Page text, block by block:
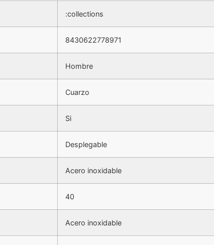
:collections
8430622778971
Hombre
Cuarzo
Si
Desplegable
Acero inoxidable
40
Acero inoxidable